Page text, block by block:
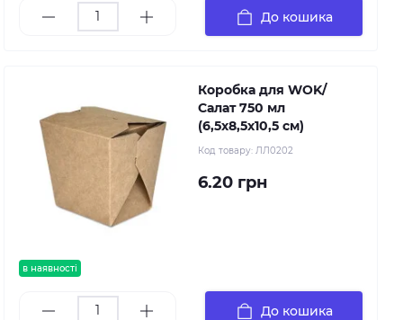
До кошика
в наявності
Коробка для WOK/
Салат 750 мл
(6,5х8,5х10,5 см)
Код товару: ЛЛ0202
6.20 грн
До кошика